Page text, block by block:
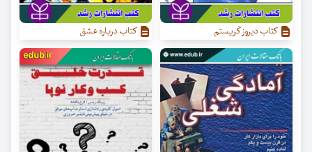
کتاب دیروز گریستم کتاب درباره عشق